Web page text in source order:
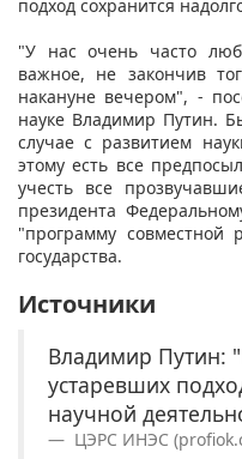
подход сохранится
"У нас очень часто
важное, не закончив
накануне вечером", -
науке Владимир Путин.
случае с развитием
этому есть все
учесть все
президента
"программу совместной
государства.
Источники
Владимир Путин:
устаревших
научной
ЦЭРС ИНЭС